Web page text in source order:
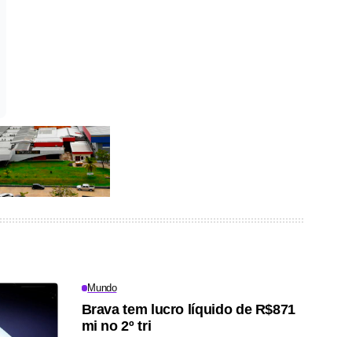
Mundo
Brava tem lucro líquido de R$871
mi no 2º tri